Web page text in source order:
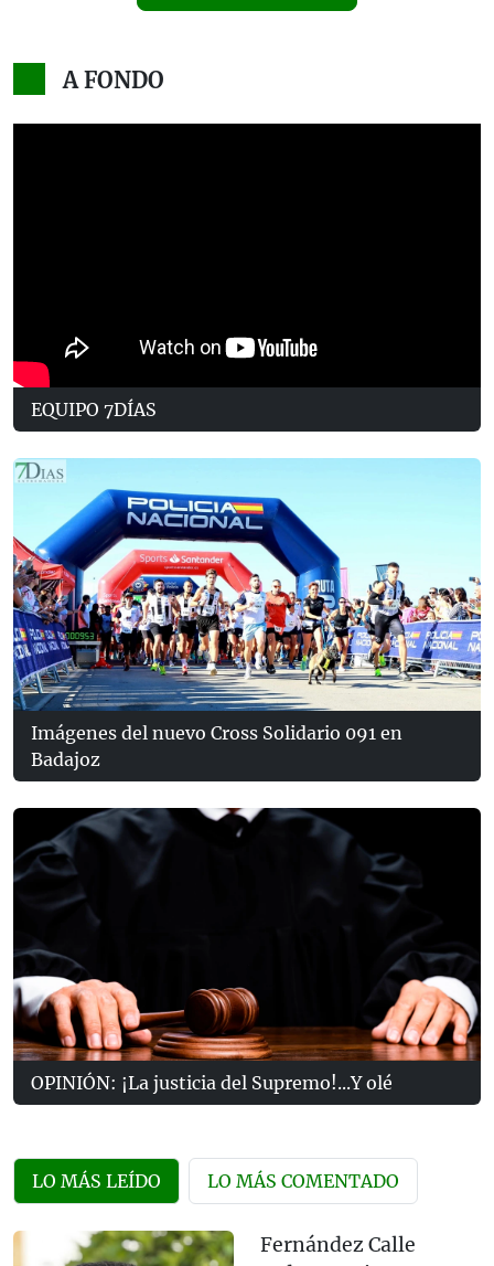
A FONDO
EQUIPO 7DÍAS
Imágenes del nuevo Cross Solidario 091 en
Badajoz
OPINIÓN: ¡La justicia del Supremo!...Y olé
LO MÁS LEÍDO LO MÁS COMENTADO
Fernández Calle